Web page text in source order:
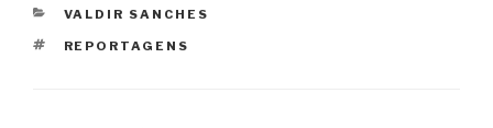
CATEGORIAS
VALDIR SANCHES
TAGS
REPORTAGENS